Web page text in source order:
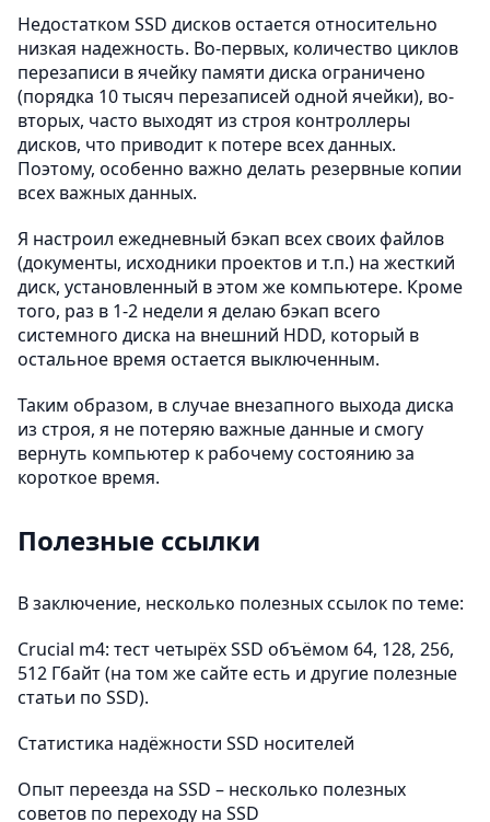
Недостатком SSD дисков остается относительно
низкая надежность. Во-первых, количество циклов
перезаписи в ячейку памяти диска ограничено
(порядка 10 тысяч перезаписей одной ячейки), во-
вторых, часто выходят из строя контроллеры
дисков, что приводит к потере всех данных.
Поэтому, особенно важно делать резервные копии
всех важных данных.
Я настроил ежедневный бэкап всех своих файлов
(документы, исходники проектов и т.п.) на жесткий
диск, установленный в этом же компьютере. Кроме
того, раз в 1-2 недели я делаю бэкап всего
системного диска на внешний HDD, который в
остальное время остается выключенным.
Таким образом, в случае внезапного выхода диска
из строя, я не потеряю важные данные и смогу
вернуть компьютер к рабочему состоянию за
короткое время.
Полезные ссылки
В заключение, несколько полезных ссылок по теме:
Crucial m4: тест четырёх SSD объёмом 64, 128, 256,
512 Гбайт (на том же сайте есть и другие полезные
статьи по SSD).
Статистика надёжности SSD носителей
Опыт переезда на SSD – несколько полезных
советов по переходу на SSD